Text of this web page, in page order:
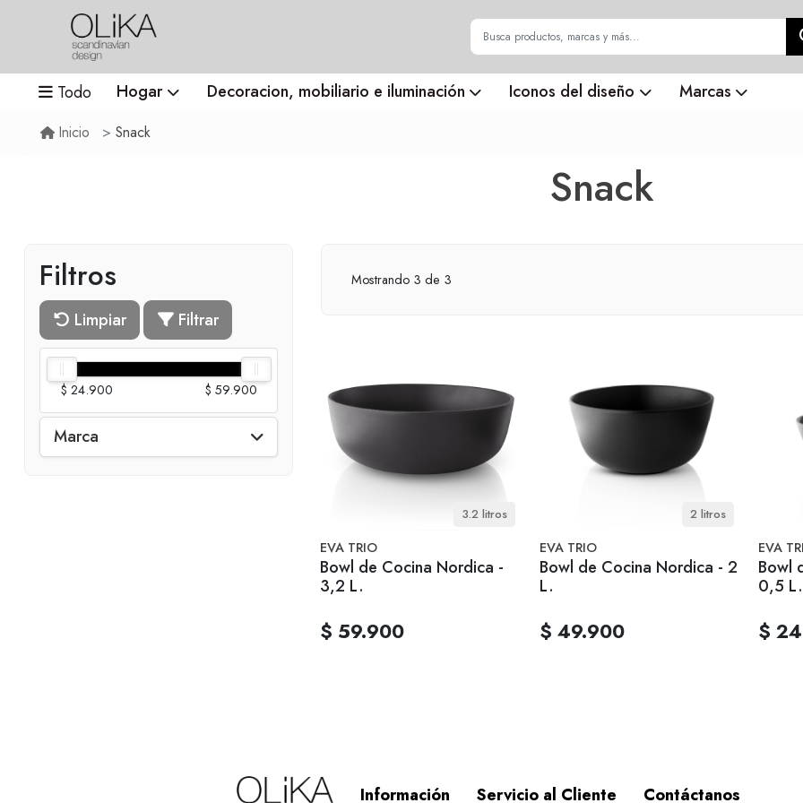
Todo Hogar Decoracion, mobiliario e iluminación Iconos del diseño Marcas
Inicio Snack
Snack
Filtros
Limpiar Filtrar
$ 24.900 $ 59.900
Marca
Mostrando 3 de 3
3.2 litros
EVA TRIO
Bowl de Cocina Nordica -
3,2 L.
$ 59.900
2 litros
EVA TRIO
Bowl de Cocina Nordica - 2
L.
$ 49.900
EVA
Bowl
0,5 L.
$
Información Servicio al Cliente Contáctanos